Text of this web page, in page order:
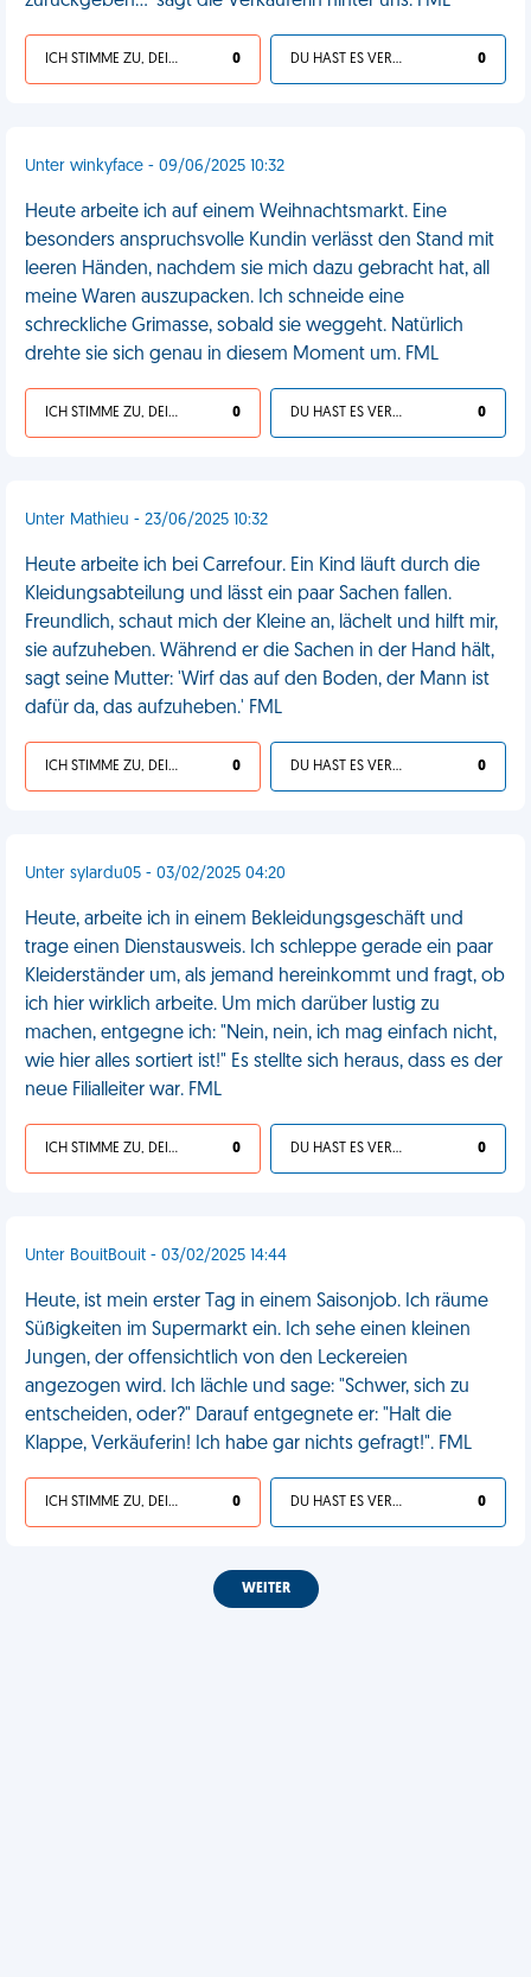
ICH STIMME ZU, DEIN LEBEN IST SCHEISSE 0 DU HAST ES VERDIENT 0
Unter winkyface - 09/06/2025 10:32
Heute arbeite ich auf einem Weihnachtsmarkt. Eine
besonders anspruchsvolle Kundin verlässt den Stand mit
leeren Händen, nachdem sie mich dazu gebracht hat, all
meine Waren auszupacken. Ich schneide eine
schreckliche Grimasse, sobald sie weggeht. Natürlich
drehte sie sich genau in diesem Moment um. FML
ICH STIMME ZU, DEIN LEBEN IST SCHEISSE 0 DU HAST ES VERDIENT 0
Unter Mathieu - 23/06/2025 10:32
Heute arbeite ich bei Carrefour. Ein Kind läuft durch die
Kleidungsabteilung und lässt ein paar Sachen fallen.
Freundlich, schaut mich der Kleine an, lächelt und hilft mir,
sie aufzuheben. Während er die Sachen in der Hand hält,
sagt seine Mutter: 'Wirf das auf den Boden, der Mann ist
dafür da, das aufzuheben.' FML
ICH STIMME ZU, DEIN LEBEN IST SCHEISSE 0 DU HAST ES VERDIENT 0
Unter sylardu05 - 03/02/2025 04:20
Heute, arbeite ich in einem Bekleidungsgeschäft und
trage einen Dienstausweis. Ich schleppe gerade ein paar
Kleiderständer um, als jemand hereinkommt und fragt, ob
ich hier wirklich arbeite. Um mich darüber lustig zu
machen, entgegne ich: "Nein, nein, ich mag einfach nicht,
wie hier alles sortiert ist!" Es stellte sich heraus, dass es der
neue Filialleiter war. FML
ICH STIMME ZU, DEIN LEBEN IST SCHEISSE 0 DU HAST ES VERDIENT 0
Unter BouitBouit - 03/02/2025 14:44
Heute, ist mein erster Tag in einem Saisonjob. Ich räume
Süßigkeiten im Supermarkt ein. Ich sehe einen kleinen
Jungen, der offensichtlich von den Leckereien
angezogen wird. Ich lächle und sage: "Schwer, sich zu
entscheiden, oder?" Darauf entgegnete er: "Halt die
Klappe, Verkäuferin! Ich habe gar nichts gefragt!". FML
ICH STIMME ZU, DEIN LEBEN IST SCHEISSE 0 DU HAST ES VERDIENT 0
WEITER